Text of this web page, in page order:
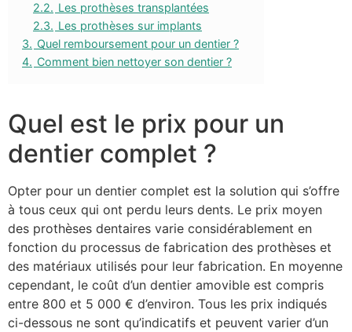
2.2. Les prothèses transplantées
2.3. Les prothèses sur implants
3. Quel remboursement pour un dentier ?
4. Comment bien nettoyer son dentier ?
Quel est le prix pour un
dentier complet ?
Opter pour un dentier complet est la solution qui s’offre
à tous ceux qui ont perdu leurs dents. Le prix moyen
des prothèses dentaires varie considérablement en
fonction du processus de fabrication des prothèses et
des matériaux utilisés pour leur fabrication. En moyenne
cependant, le coût d’un dentier amovible est compris
entre 800 et 5 000 € d’environ. Tous les prix indiqués
ci-dessous ne sont qu’indicatifs et peuvent varier d’un